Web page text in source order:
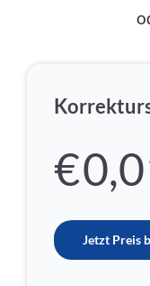
€
Jetzt Preis